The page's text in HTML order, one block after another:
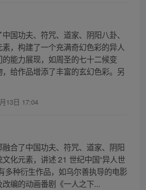
国功夫、符咒、道家、阴阳八卦、
，构建了一个充满奇幻色彩的异人
能力展现，如周圣的七十二候变
给作品增添了丰富的玄幻色彩。另
13日 17:04
融合了中国功夫、符咒、道家、阴阳
化元素，讲述 21 世纪中国“异人世
多种衍生作品，如乌尔善执导的电影
改编的动画番剧《一人之下...